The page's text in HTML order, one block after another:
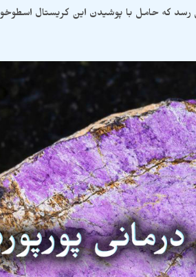
رسد که حامل با پوشیدن این کریستال